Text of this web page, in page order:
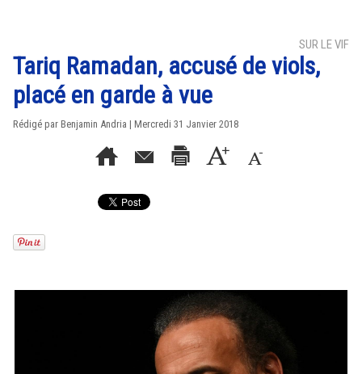
SUR LE VIF
Tariq Ramadan, accusé de viols,
placé en garde à vue
Rédigé par Benjamin Andria | Mercredi 31 Janvier 2018